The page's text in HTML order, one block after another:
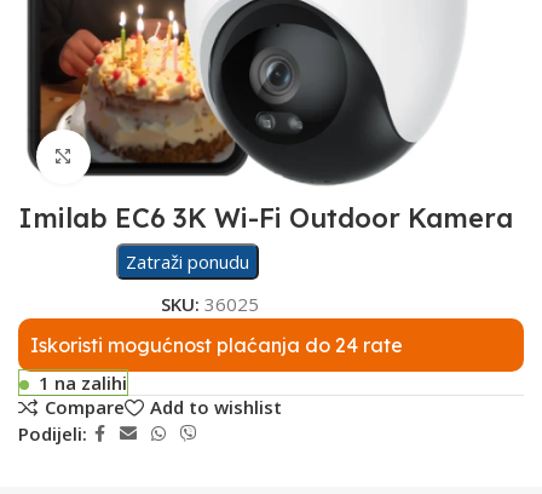
Click to enlarge
Imilab EC6 3K Wi-Fi Outdoor Kamera
Zatraži ponudu
SKU: 36025
Iskoristi mogućnost plaćanja do 24 rate
1 na zalihi
Compare
Add to wishlist
Podijeli: